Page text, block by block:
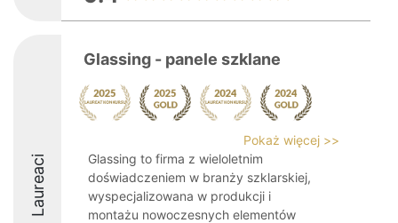
Laureaci
Glassing - panele szklane
Pokaż więcej >>
Glassing to firma z wieloletnim
doświadczeniem w branży szklarskiej,
wyspecjalizowana w produkcji i
montażu nowoczesnych elementów